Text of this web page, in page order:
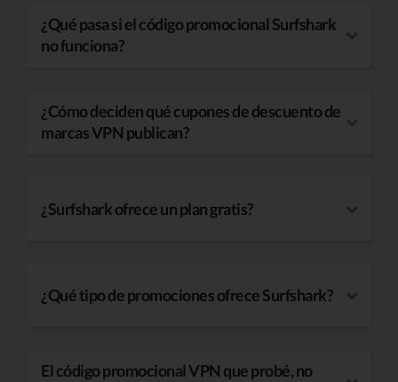
¿Qué pasa si el código promocional Surfshark
no funciona?
¿Cómo deciden qué cupones de descuento de
marcas VPN publican?
¿Surfshark ofrece un plan gratis?
¿Qué tipo de promociones ofrece Surfshark?
El código promocional VPN que probé, no